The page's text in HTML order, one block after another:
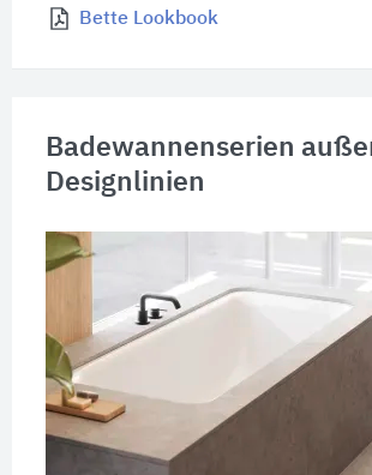
Bette Lookbook
Badewannenserien
Designlinien